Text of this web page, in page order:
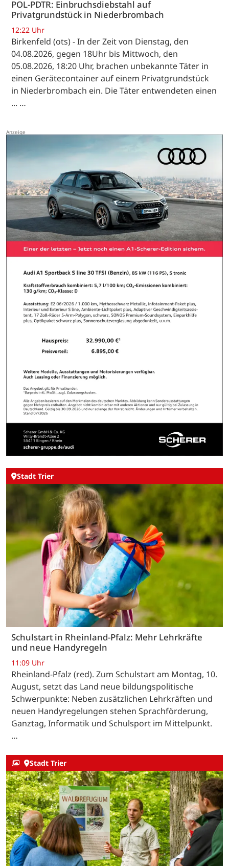
POL-PDTR: Einbruchsdiebstahl auf
Privatgrundstück in Niederbrombach
12:22 Uhr
Birkenfeld (ots) - In der Zeit von Dienstag, den
04.08.2026, gegen 18Uhr bis Mittwoch, den
05.08.2026, 18:20 Uhr, brachen unbekannte Täter in
einen Gerätecontainer auf einem Privatgrundstück
in Niederbrombach ein. Die Täter entwendeten einen
... …
Stadt Trier
Schulstart in Rheinland-Pfalz: Mehr Lehrkräfte
und neue Handyregeln
11:09 Uhr
Rheinland-Pfalz (red). Zum Schulstart am Montag, 10.
August, setzt das Land neue bildungspolitische
Schwerpunkte: Neben zusätzlichen Lehrkräften und
neuen Handyregelungen stehen Sprachförderung,
Ganztag, Informatik und Schulsport im Mittelpunkt.
…
Stadt Trier